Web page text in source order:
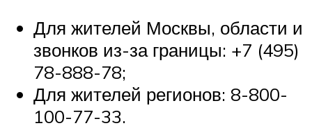
Для жителей Москвы, области и
звонков из-за границы: +7 (495)
78-888-78;
Для жителей регионов: 8-800-
100-77-33.